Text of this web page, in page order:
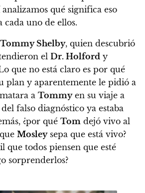
qué significa eso
cada uno de ellos.
Tommy Shelby, quien descubrió
el Dr. Holford y
que no está claro es por qué
plan y aparentemente le pidió a
a Tommyen su viaje a
falso diagnóstico ya estaba
¿por qué Tom dejó vivo al
Mosleysepa que está vivo?
que todos piensen que esté
sorprenderlos?